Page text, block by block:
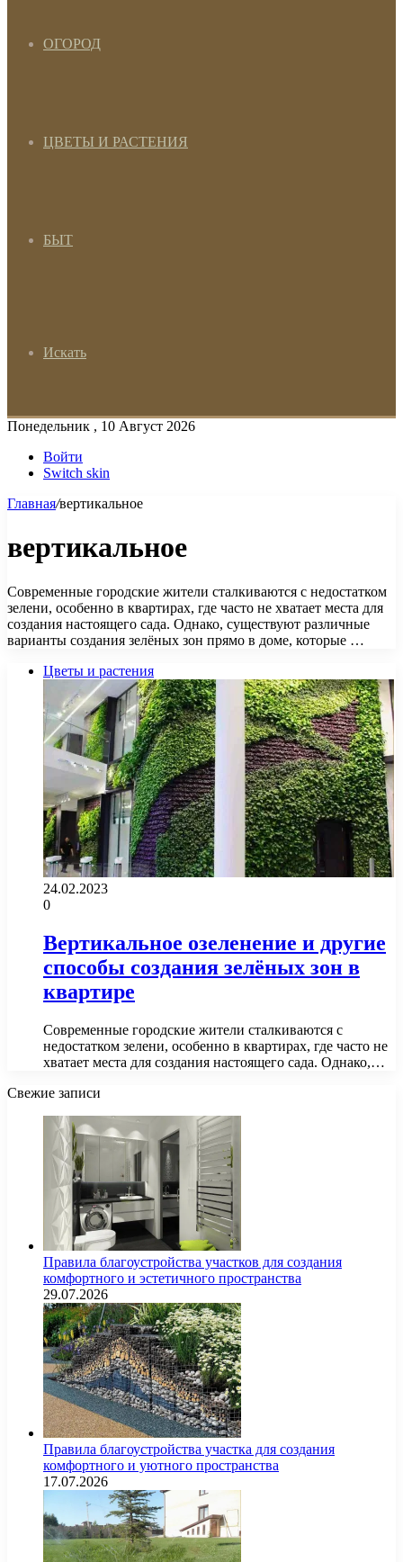
ОГОРОД
ЦВЕТЫ И РАСТЕНИЯ
БЫТ
Искать
Понедельник , 10 Август 2026
Войти
Switch skin
Главная/вертикальное
вертикальное
Современные городские жители сталкиваются с недостатком
зелени, особенно в квартирах, где часто не хватает места для
создания настоящего сада. Однако, существуют различные
варианты создания зелёных зон прямо в доме, которые …
Цветы и растения
24.02.2023
0
Вертикальное озеленение и другие
способы создания зелёных зон в
квартире
Современные городские жители сталкиваются с
недостатком зелени, особенно в квартирах, где часто не
хватает места для создания настоящего сада. Однако,…
Свежие записи
Правила благоустройства участков для создания
комфортного и эстетичного пространства
29.07.2026
Правила благоустройства участка для создания
комфортного и уютного пространства
17.07.2026